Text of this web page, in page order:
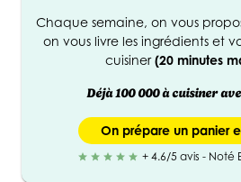
Offerts *
Chaque semaine, on vous
on vous livre les ingrédients et
cuisiner(20 minutes
Déjà 100 000 à cuisiner
On prépare un panier
star star star star star + 4.6/5 avis - Noté